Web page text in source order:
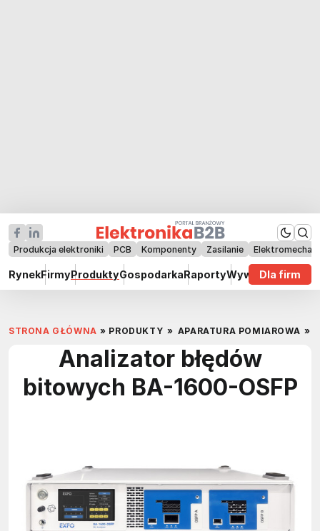
Produkcja elektroniki PCB Komponenty Zasilanie
RynekFirmyProduktyGospodarkaRaportyWywiadyDla firm
STRONA GŁÓWNA » PRODUKTY » APARATURA POMIAROWA »
Analizator błędów
bitowych BA-1600-OSFP